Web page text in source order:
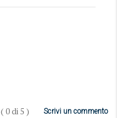
(0di5 ) Scrivi un commento